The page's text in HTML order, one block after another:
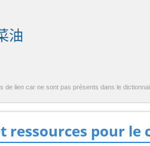
油
de lien car ne sont pas présents dans le
ressources pour le